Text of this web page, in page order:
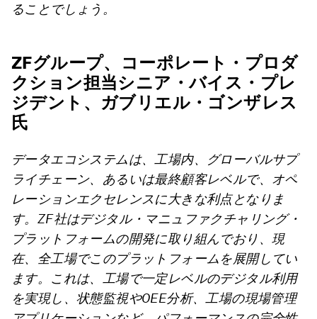
ることでしょう。
ZFグループ、コーポレート・プロダ
クション担当シニア・バイス・プレ
ジデント、ガブリエル・ゴンザレス
氏
データエコシステムは、工場内、グローバルサプ
ライチェーン、あるいは最終顧客レベルで、オペ
レーションエクセレンスに大きな利点となりま
す。ZF社はデジタル・マニュファクチャリング・
プラットフォームの開発に取り組んでおり、現
在、全工場でこのプラットフォームを展開してい
ます。これは、工場で一定レベルのデジタル利用
を実現し、状態監視やOEE分析、工場の現場管理